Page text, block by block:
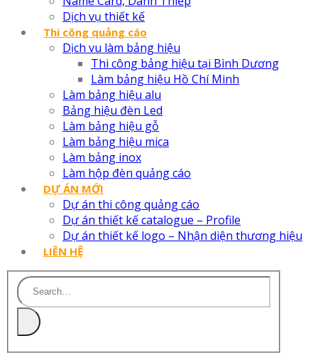
Dịch vụ thiết kế
Thi công quảng cáo
Dịch vu làm bảng hiệu
Thi công bảng hiệu tại Bình Dương
Làm bảng hiệu Hồ Chí Minh
Làm bảng hiệu alu
Bảng hiệu đèn Led
Làm bảng hiệu gỗ
Làm bảng hiệu mica
Làm bảng inox
Làm hộp đèn quảng cáo
DỰ ÁN MỚI
Dự án thi công quảng cáo
Dự án thiết kế catalogue – Profile
Dự án thiết kế logo – Nhận diện thương hiệu
LIÊN HỆ